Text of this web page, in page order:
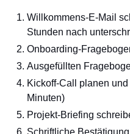
Willkommens-E-Mail
Stunden nach
Onboarding-
Ausgefüllten
Kickoff-Call planen
Minuten)
Projekt-Briefing
Schriftliche